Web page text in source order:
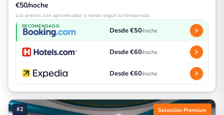
€50/noche
Los precios son aproximados y varían según la temporada
RECOMENDADO Desde €50/noche
Desde €60/noche
Desde €60/noche
#2 Selección Premium